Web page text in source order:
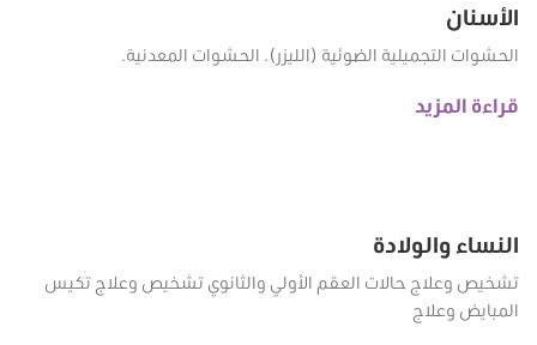
الأسنان
الحشوات التجميلية الضوئية (الليزر). الحشوات المعدنية.
قراءة المزيد
النساء والولادة
تشخيص وعلاج حالات العقم الأولي والثانوي تشخيص وعلاج تكيس
المبايض وعلاج